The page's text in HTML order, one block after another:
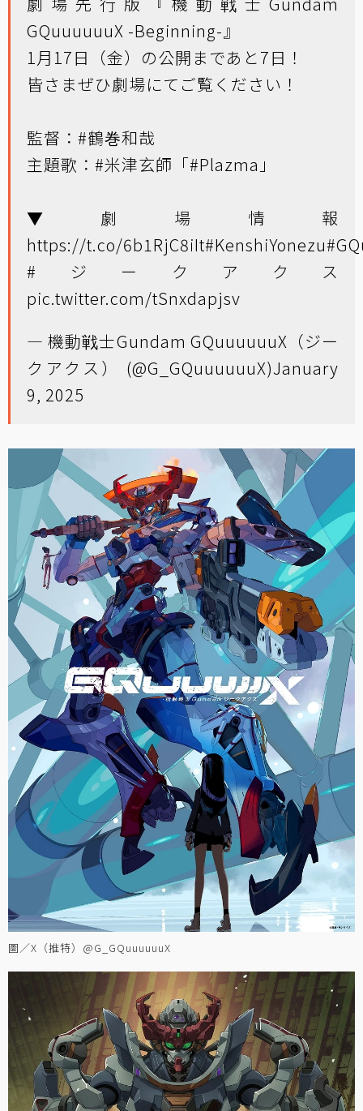
GQuuuuuuX -Beginning-』
1月17日（金）の公開まであと7日！
皆さまぜひ劇場にてご覧ください！
監督： #鶴巻和哉
主題歌： #米津玄師 「#Plazma 」
▼劇場情報
https://t.co/6b1RjC8iIt#KenshiYonezu
#ジークアクス
pic.twitter.com/tSnxdapjsv
— 機動戦士Gundam GQuuuuuuX（ジー
クアクス） (@G_GQuuuuuuX)January
9, 2025
圖／X（推特）@G_GQuuuuuuX